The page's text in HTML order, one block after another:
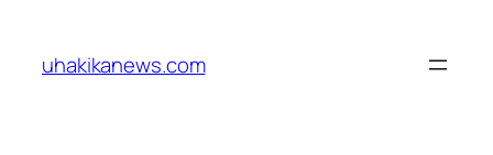
content
uhakikanews.com